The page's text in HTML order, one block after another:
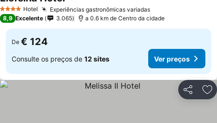
4 EstrelasHotel Experiências gastronômicas variadasVer preços
Ver preços
8,9 Excelente 3.065 a 0.6 km de Centro da cidade
De € 124
Consulte os preços de 12 sites Ver preços
Partilhar